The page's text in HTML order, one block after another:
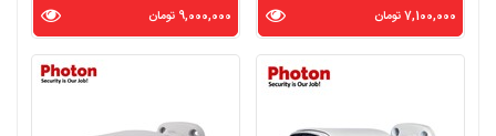
7,100,000 تومان 9,000,000 تومان